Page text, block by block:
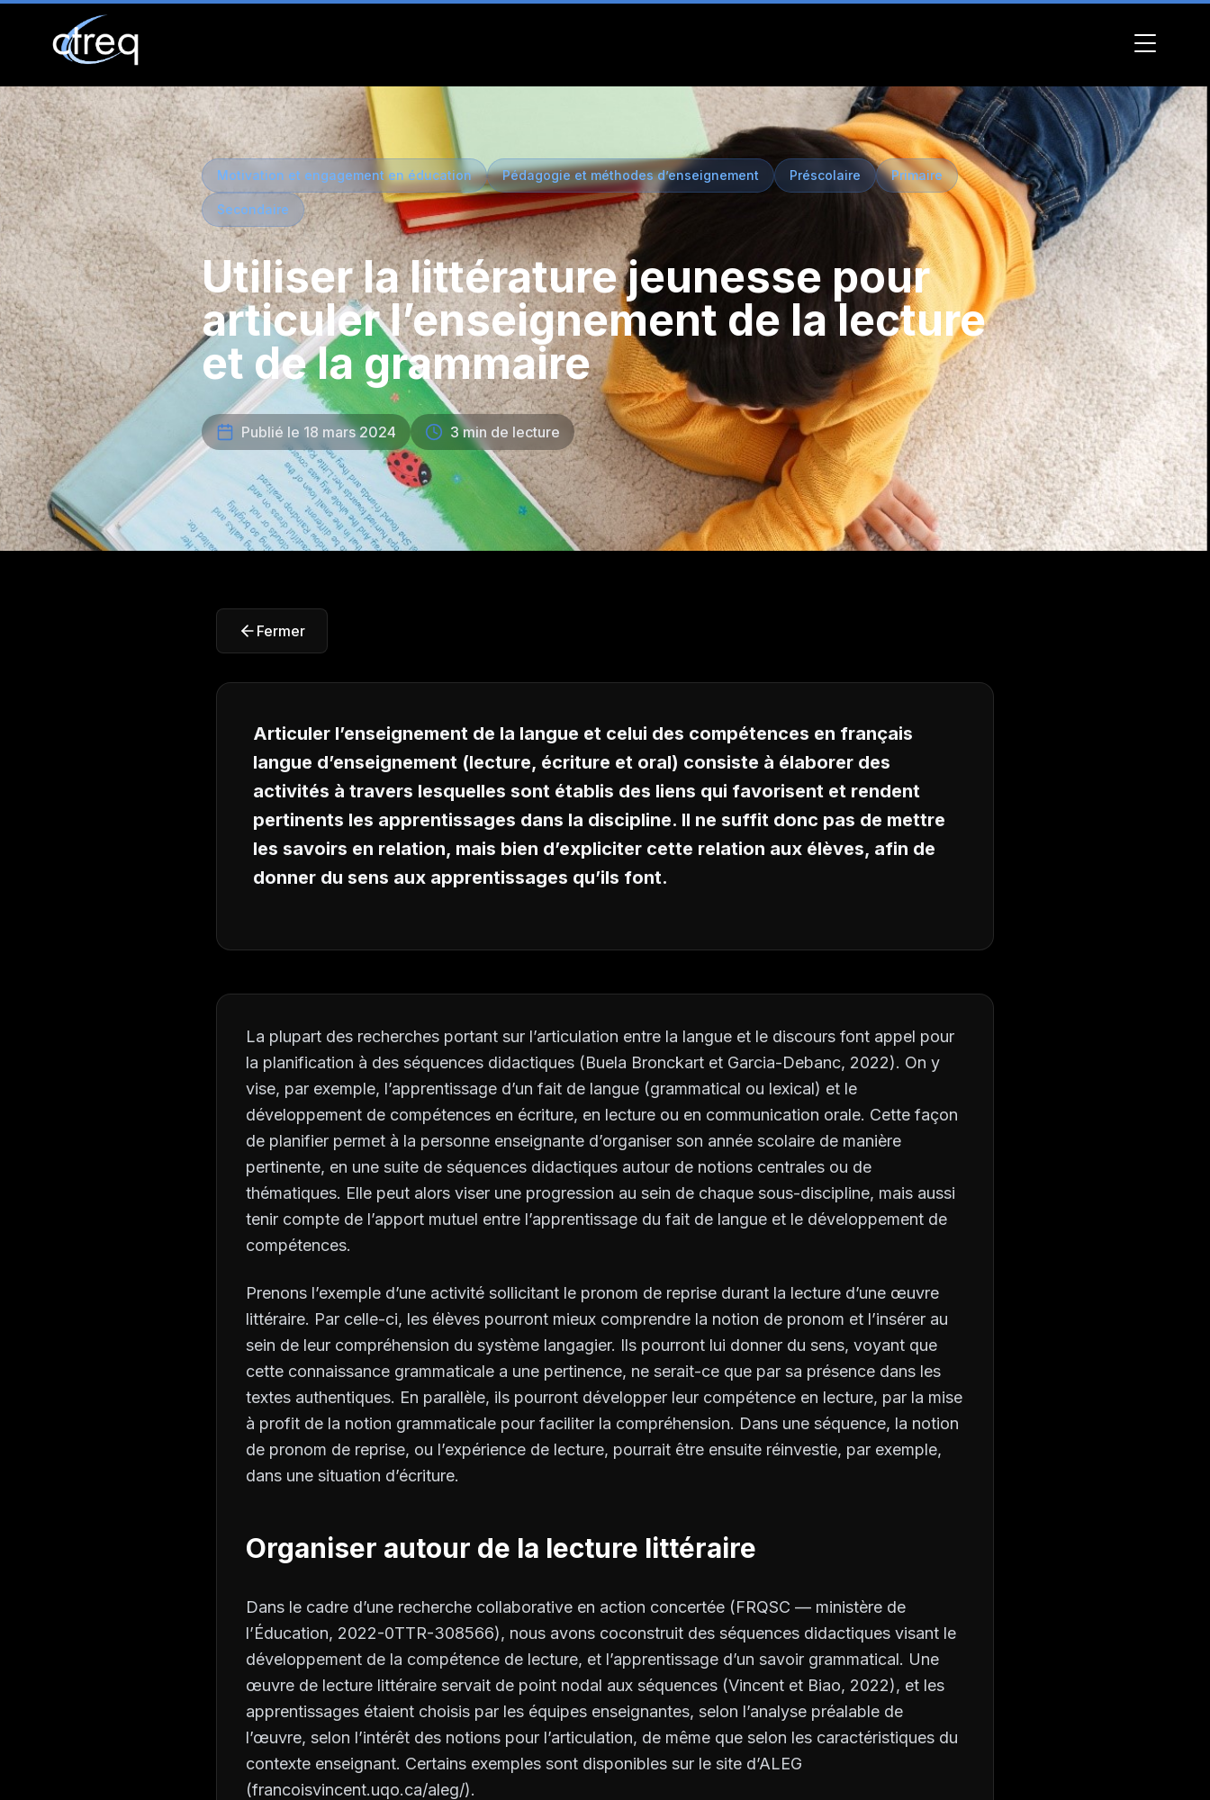
Motivation et engagement en éducation Pédagogie et méthodes d’enseignement Préscolaire Primaire
Secondaire
Utiliser la littérature jeunesse pour
articuler l’enseignement de la lecture
et de la grammaire
Publié le 18 mars 2024 3 min de lecture
Fermer
Articuler l’enseignement de la langue et celui des compétences en français
langue d’enseignement (lecture, écriture et oral) consiste à élaborer des
activités à travers lesquelles sont établis des liens qui favorisent et rendent
pertinents les apprentissages dans la discipline. Il ne suffit donc pas de mettre
les savoirs en relation, mais bien d’expliciter cette relation aux élèves, afin de
donner du sens aux apprentissages qu’ils font.
La plupart des recherches portant sur l’articulation entre la langue et le discours font appel pour
la planification à des séquences didactiques (Buela Bronckart et Garcia-Debanc, 2022). On y
vise, par exemple, l’apprentissage d’un fait de langue (grammatical ou lexical) et le
développement de compétences en écriture, en lecture ou en communication orale. Cette façon
de planifier permet à la personne enseignante d’organiser son année scolaire de manière
pertinente, en une suite de séquences didactiques autour de notions centrales ou de
thématiques. Elle peut alors viser une progression au sein de chaque sous-discipline, mais aussi
tenir compte de l’apport mutuel entre l’apprentissage du fait de langue et le développement de
compétences.
Prenons l’exemple d’une activité sollicitant le pronom de reprise durant la lecture d’une œuvre
littéraire. Par celle-ci, les élèves pourront mieux comprendre la notion de pronom et l’insérer au
sein de leur compréhension du système langagier. Ils pourront lui donner du sens, voyant que
cette connaissance grammaticale a une pertinence, ne serait-ce que par sa présence dans les
textes authentiques. En parallèle, ils pourront développer leur compétence en lecture, par la mise
à profit de la notion grammaticale pour faciliter la compréhension. Dans une séquence, la notion
de pronom de reprise, ou l’expérience de lecture, pourrait être ensuite réinvestie, par exemple,
dans une situation d’écriture.
Organiser autour de la lecture littéraire
Dans le cadre d’une recherche collaborative en action concertée (FRQSC — ministère de
l’Éducation, 2022-0TTR-308566), nous avons coconstruit des séquences didactiques visant le
développement de la compétence de lecture, et l’apprentissage d’un savoir grammatical. Une
œuvre de lecture littéraire servait de point nodal aux séquences (Vincent et Biao, 2022), et les
apprentissages étaient choisis par les équipes enseignantes, selon l’analyse préalable de
l’œuvre, selon l’intérêt des notions pour l’articulation, de même que selon les caractéristiques du
contexte enseignant. Certains exemples sont disponibles sur le site d’ALEG
(francoisvincent.uqo.ca/aleg/).